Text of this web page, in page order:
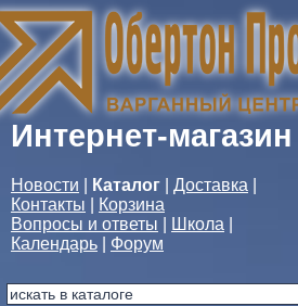
Интернет-
Новости Каталог Доставка
Контакты
Корзина
Вопросы и ответы
Школа
Календарь
Форум